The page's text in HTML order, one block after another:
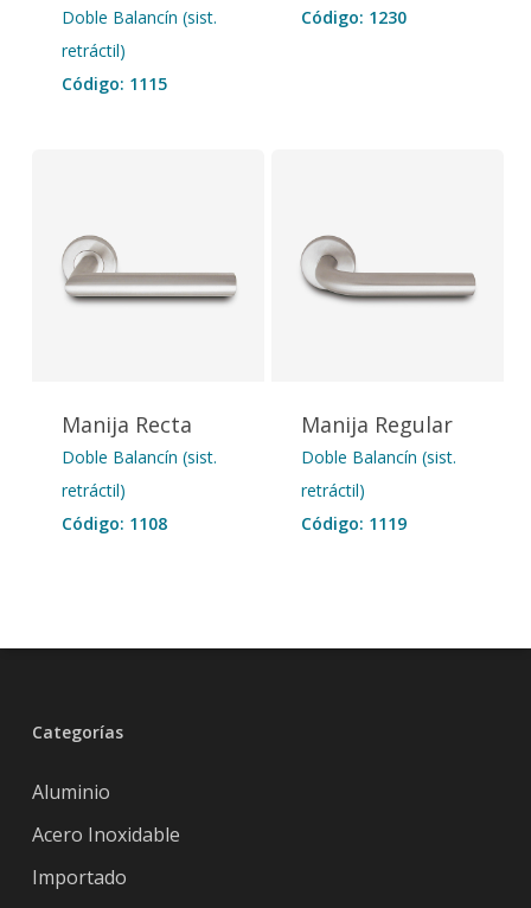
Doble Balancín (sist.
retráctil)
Código: 1115
Código: 1230
Manija Recta
Doble Balancín (sist.
retráctil)
Código: 1108
Manija Regular
Doble Balancín (sist.
retráctil)
Código: 1119
Categorías
Aluminio
Acero Inoxidable
Importado